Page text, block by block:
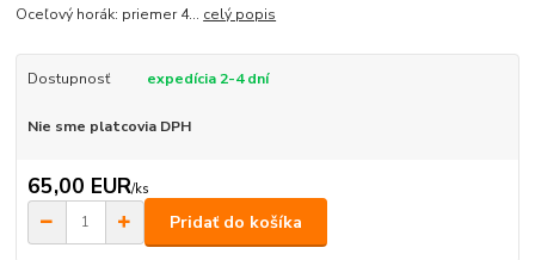
Oceľový horák: priemer 4... celý popis
Dostupnosť expedícia 2-4 dní
Nie sme platcovia DPH
65,00 EUR/ks
Pridať do košíka